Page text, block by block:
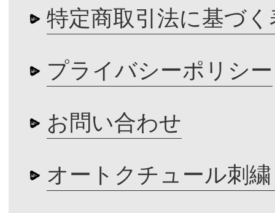
特定商取引法に基づく
プライバシーポリシー
お問い合わせ
オートクチュール刺